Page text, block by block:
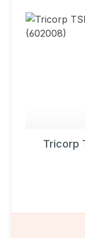
Tricorp